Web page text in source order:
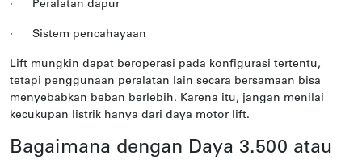
· Peralatan dapur
· Sistem pencahayaan
Lift mungkin dapat beroperasi pada konfigurasi tertentu,
tetapi penggunaan peralatan lain secara bersamaan bisa
menyebabkan beban berlebih. Karena itu, jangan menilai
kecukupan listrik hanya dari daya motor lift.
Bagaimana dengan Daya 3.500 atau